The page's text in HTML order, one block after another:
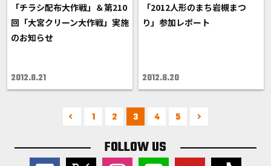
「チラシ配布大作戦」＆第210
回「大宮クリーン大作戦」実施
のお知らせ
2012.8.21
「2012人形のまち岩槻まつ
り」参加レポート
2012.8.20
1 2 3 4 5
FOLLOW US